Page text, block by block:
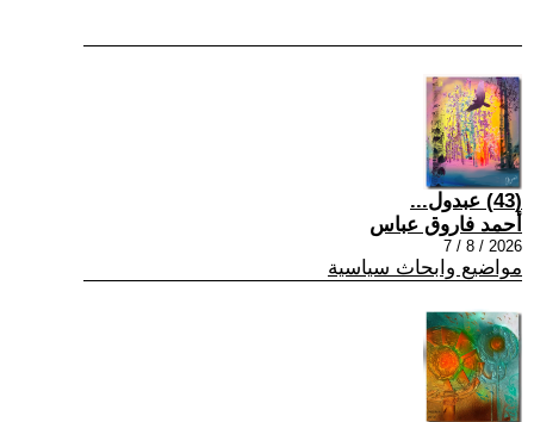
(43) عبدول...
أحمد فاروق عباس
2026 / 8 / 7
مواضيع وابحاث سياسية